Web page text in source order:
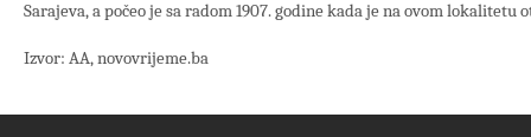
Sarajeva, a počeo je sa radom 1907. godine kada je na ovom lokalitetu
Izvor: AA, novovrijeme.ba